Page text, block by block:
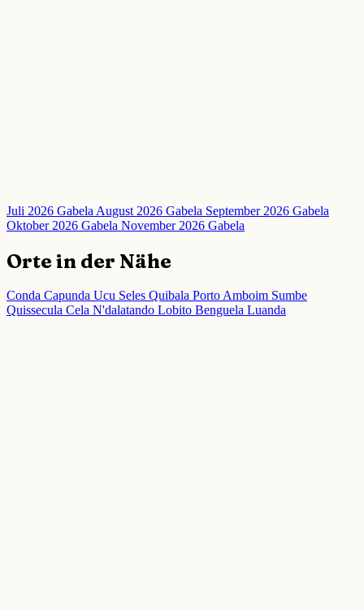
Juli 2026 Gabela August 2026 Gabela September 2026 Gabela
Oktober 2026 Gabela November 2026 Gabela
Orte in der Nähe
Conda Capunda Ucu Seles Quibala Porto Amboim Sumbe
Quissecula Cela N'dalatando Lobito Benguela Luanda